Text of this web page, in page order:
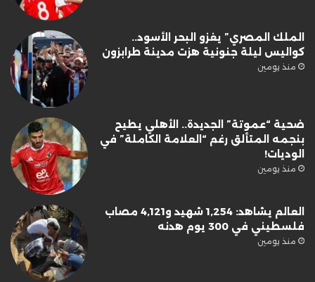
الملك المصري” يغزو البحر الأسود..
كواليس ليلة جنونية هزت مدينة طرابزون
منذ يومين
ضحية “عموتة” الجديدة.. الأهلي يطيح
بنجمه المتألق رغم “العلامة الكاملة” في
الوديات!
منذ يومين
العالم يشاهد: 1,254 شهيد و4,121 مصاب
فلسطيني في 300 يوم هدنه
منذ يومين